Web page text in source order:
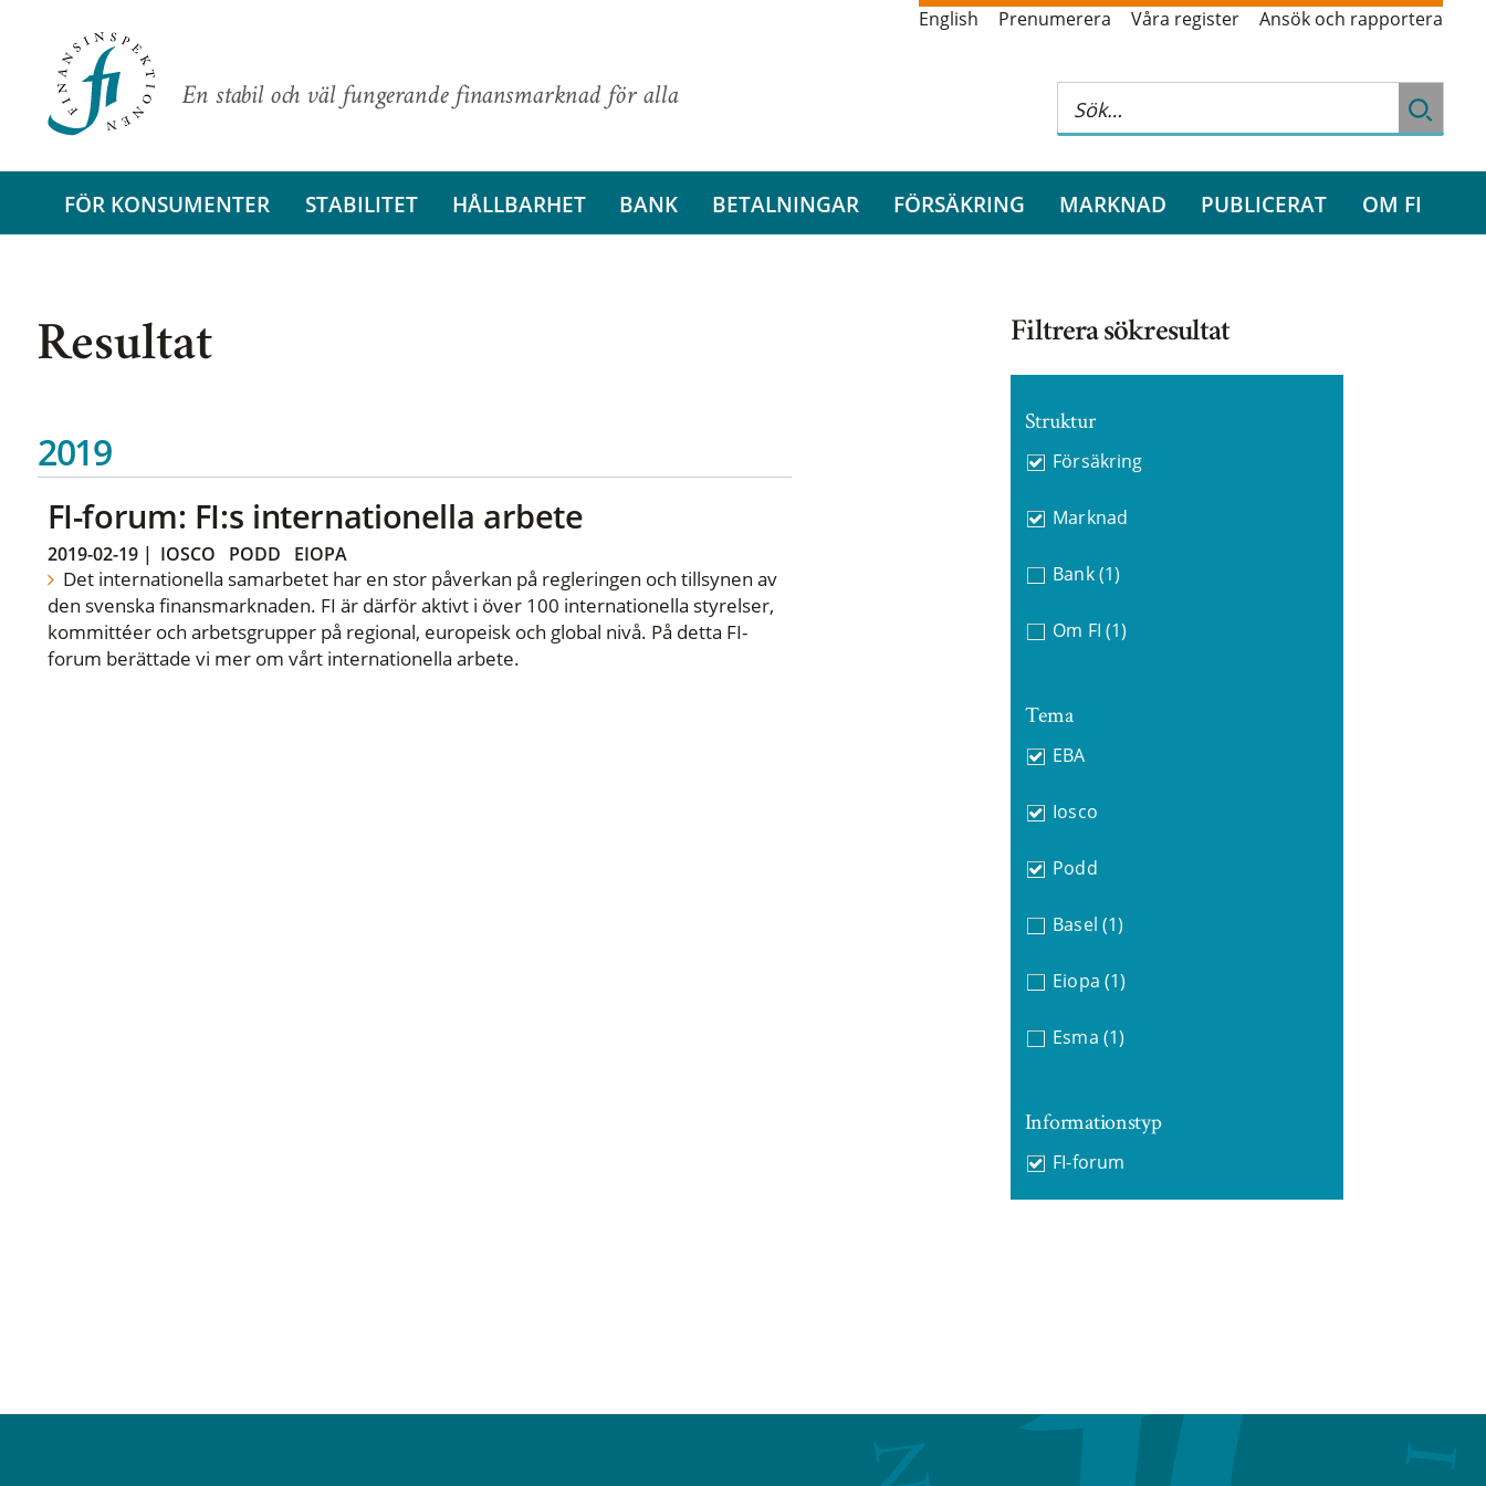
En stabil och väl fungerande finansmarknad för alla
English Prenumerera Våra register Ansök och rapportera
FÖR KONSUMENTER STABILITET HÅLLBARHET BANK BETALNINGAR FÖRSÄKRING MARKNAD PUBLICERAT OM FI
Resultat
2019
FI-forum: FI:s internationella arbete
2019-02-19| IOSCO PODD EIOPA
Det internationella samarbetet har en stor påverkan på regleringen och tillsynen av
den svenska finansmarknaden. FI är därför aktivt i över 100 internationella styrelser,
kommittéer och arbetsgrupper på regional, europeisk och global nivå. På detta FI-
forum berättade vi mer om vårt internationella arbete.
Filtrera sökresultat
Struktur
Försäkring
Marknad
Bank (1)
Om FI (1)
Tema
EBA
Iosco
Podd
Basel (1)
Eiopa (1)
Esma (1)
Informationstyp
FI-forum